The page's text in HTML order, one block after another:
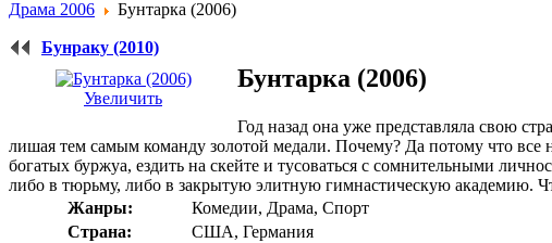
Драма 2006 Бунтарка (2006)
Бунраку (2010)
Увеличить
Бунтарка (2006)
Год назад она уже представляла свою
лишая тем самым команду золотой медали. Почему? Да потому что все
богатых буржуа, ездить на скейте и тусоваться с сомнительными
либо в тюрьму, либо в закрытую элитную гимнастическую академию.
Жанры:
Комедии, Драма, Спорт
Страна:
США, Германия